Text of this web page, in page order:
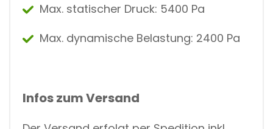
Max. statischer Druck: 5400 Pa
Max. dynamische Belastung: 2400 Pa
Infos zum Versand